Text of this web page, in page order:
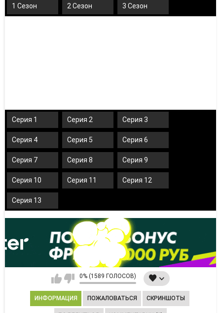
1 Сезон 2 Сезон 3 Сезон
Серия 1 Серия 2 Серия 3
Серия 4 Серия 5 Серия 6
Серия 7 Серия 8 Серия 9
Серия 10 Серия 11 Серия 12
Серия 13
0% (1589 ГОЛОСОВ)
ИНФОРМАЦИЯ ПОЖАЛОВАТЬСЯ СКРИНШОТЫ